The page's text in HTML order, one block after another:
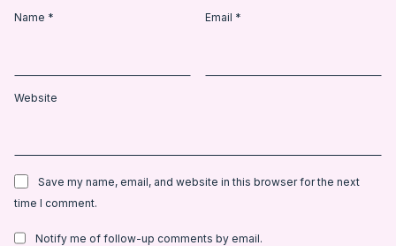
Name * Email *
Website
Save my name, email, and website in this browser for the next
time I comment.
Notify me of follow-up comments by email.